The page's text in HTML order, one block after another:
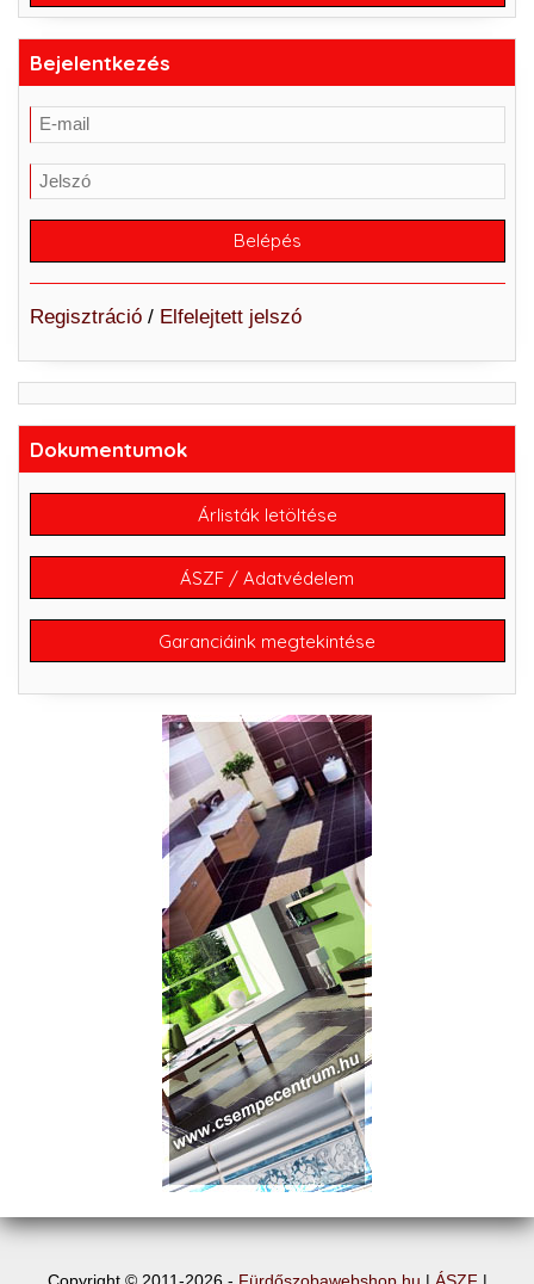
Bejelentkezés
Regisztráció/ Elfelejtett jelszó
Dokumentumok
Árlisták letöltése
ÁSZF / Adatvédelem
Garanciáink megtekintése